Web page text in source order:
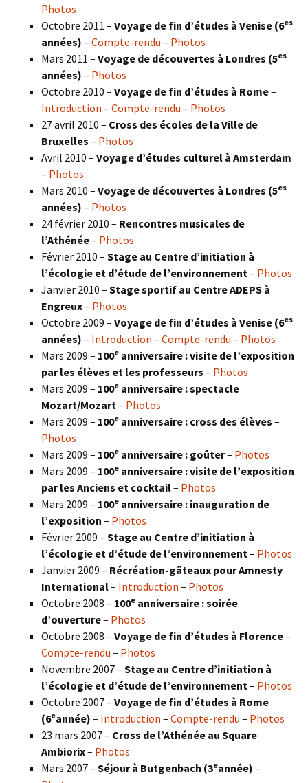
Photos
Octobre 2011 – Voyage de fin d’études à Venise (6es
années) – Compte-rendu – Photos
Mars 2011 – Voyage de découvertes à Londres (5es
années) – Photos
Octobre 2010 – Voyage de fin d’études à Rome–
Introduction – Compte-rendu – Photos
27 avril 2010 – Cross des écoles de la Ville de
Bruxelles – Photos
Avril 2010 – Voyage d’études culturel à Amsterdam
– Photos
Mars 2010 – Voyage de découvertes à Londres (5es
années) – Photos
24 février 2010 – Rencontres musicales de
l’Athénée– Photos
Février 2010 – Stage au Centre d’initiation à
l’écologie et d’étude de l’environnement – Photos
Janvier 2010 – Stage sportif au Centre ADEPS à
Engreux– Photos
Octobre 2009 – Voyage de fin d’études à Venise (6es
années) – Introduction – Compte-rendu – Photos
Mars 2009 – 100e anniversaire : visite de l’exposition
par les élèves et les professeurs – Photos
Mars 2009 – 100e anniversaire : spectacle
Mozart/Mozart – Photos
Mars 2009 – 100e anniversaire : cross des élèves –
Photos
Mars 2009 – 100e anniversaire : goûter– Photos
Mars 2009 – 100e anniversaire : visite de l’exposition
par les Anciens et cocktail– Photos
Mars 2009 – 100e anniversaire : inauguration de
l’exposition – Photos
Février 2009 – Stage au Centre d’initiation à
l’écologie et d’étude de l’environnement – Photos
Janvier 2009 – Récréation-gâteaux pour Amnesty
International– Introduction – Photos
Octobre 2008 – 100e anniversaire : soirée
d’ouverture– Photos
Octobre 2008 – Voyage de fin d’études à Florence–
Compte-rendu – Photos
Novembre 2007 – Stage au Centre d’initiation à
l’écologie et d’étude de l’environnement – Photos
Octobre 2007 – Voyage de fin d’études à Rome
(6eannée) – Introduction – Compte-rendu – Photos
23 mars 2007 – Cross de l’Athénée au Square
Ambiorix– Photos
Mars 2007 – Séjour à Butgenbach (3eannée) –